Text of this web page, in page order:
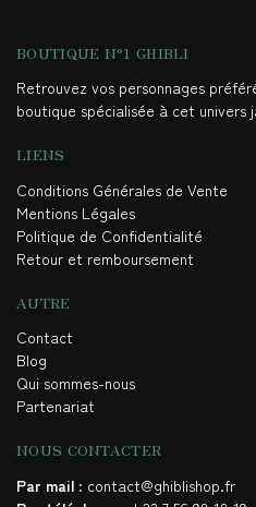
BOUTIQUE N°1 GHIBLI
Retrouvez vos personnages
boutique spécialisée à cet univers
LIENS
Conditions Générales de Vente
Mentions Légales
Politique de Confidentialité
Retour et remboursement
AUTRE
Contact
Blog
Qui sommes-nous
Partenariat
NOUS CONTACTER
Par mail : contact@ghiblishop.fr